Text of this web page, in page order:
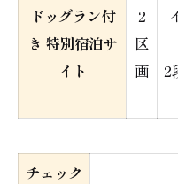
ドッグラン付
き 特別宿泊サ
イト
2
区
画
2
チェック